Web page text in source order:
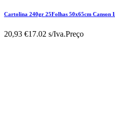
Cartolina 240gr 25Folhas 50x65cm Canson
20,93 €17.02 s/Iva.Preço